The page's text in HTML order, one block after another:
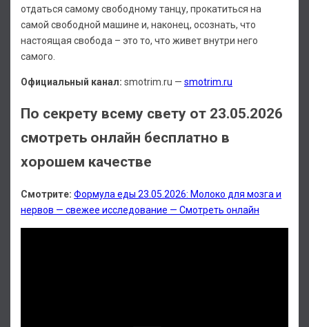
отдаться самому свободному танцу, прокатиться на
самой свободной машине и, наконец, осознать, что
настоящая свобода – это то, что живет внутри него
самого.
Официальный канал: smotrim.ru — smotrim.ru
По секрету всему свету от 23.05.2026
смотреть онлайн бесплатно в
хорошем качестве
Смотрите: Формула еды 23.05.2026: Молоко для мозга и
нервов — свежее исследование — Смотреть онлайн